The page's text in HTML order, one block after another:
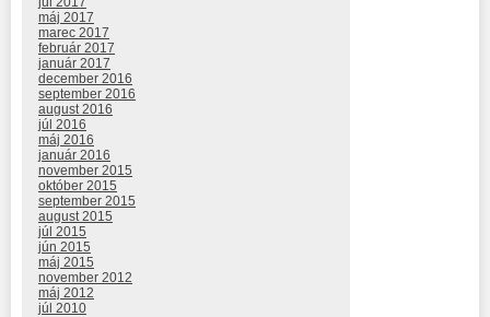
máj 2017
marec 2017
február 2017
január 2017
december 2016
september 2016
august 2016
júl 2016
máj 2016
január 2016
november 2015
október 2015
september 2015
august 2015
júl 2015
jún 2015
máj 2015
november 2012
máj 2012
júl 2010